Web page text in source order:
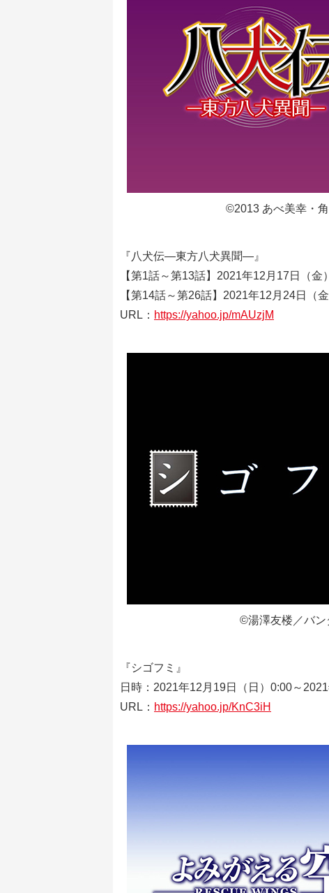
©2013 あべ美幸・
『八犬伝―東方八犬異聞―』
【第1話～第13話】2021年12月17日（
【第14話～第26話】2021年12月24日（
URL： https://yahoo.jp/mAUzjM
©湯澤友楼／バン
『シゴフミ』
日時：2021年12月19日（日）0:00～
URL： https://yahoo.jp/KnC3iH